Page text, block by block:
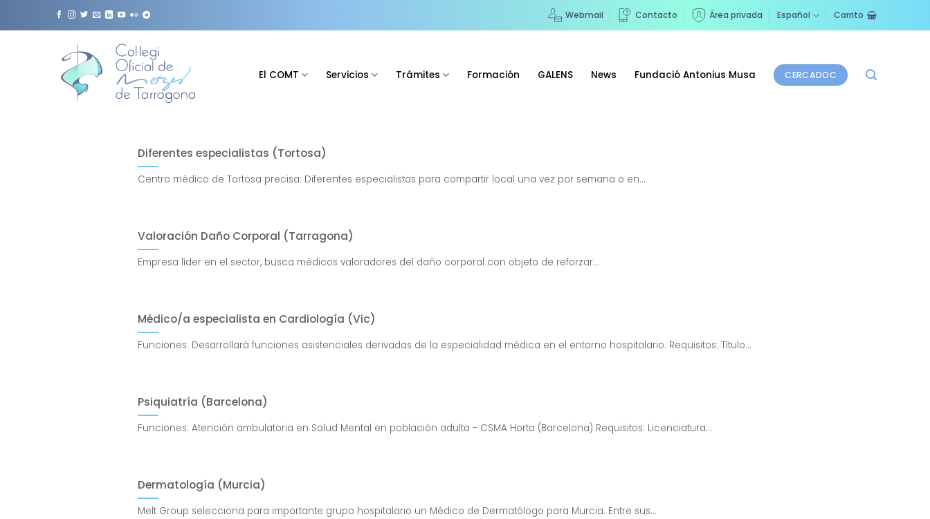
Webmail Contacto Área privada Español Carrito
El COMT Servicios Trámites Formación GALENS News Fundació Antonius Musa CERCADOC
Diferentes especialistas (Tortosa)
Centro médico de Tortosa precisa: Diferentes especialistas para compartir local una vez por semana o en...
Valoración Daño Corporal (Tarragona)
Empresa líder en el sector, busca médicos valoradores del daño corporal con objeto de reforzar...
Médico/a especialista en Cardiología (Vic)
Funciones: Desarrollará funciones asistenciales derivadas de la especialidad médica en el entorno hospitalario. Requisitos: Título...
Psiquiatría (Barcelona)
Funciones: Atención ambulatoria en Salud Mental en población adulta - CSMA Horta (Barcelona) Requisitos: Licenciatura...
Dermatología (Murcia)
Melt Group selecciona para importante grupo hospitalario un Médico de Dermatólogo para Murcia. Entre sus...